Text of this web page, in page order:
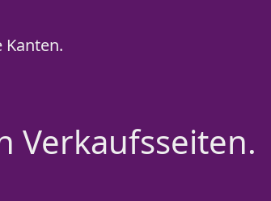
Verkaufsseiten.